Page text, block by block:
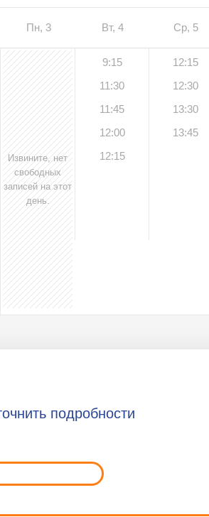
Пн, 3 Вт, 4 Ср, 5
Извините, нет
свободных
записей на этот
день.
9:15
11:30
11:45
12:00
12:15
12:15
12:30
13:30
13:45
подробности